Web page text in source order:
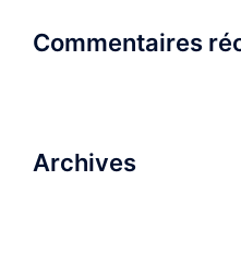
Commentaires
Archives